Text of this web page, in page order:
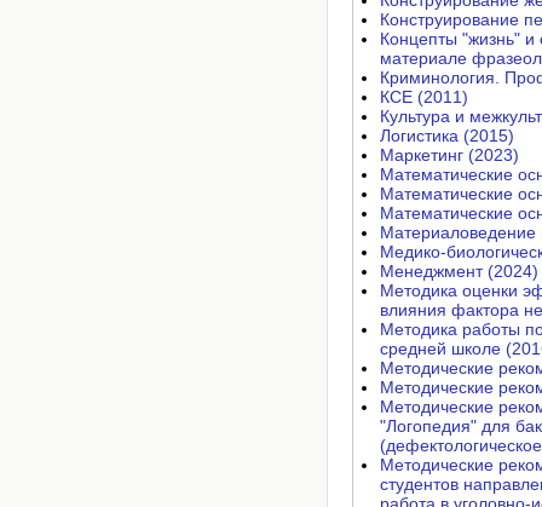
Конструирование
Концепты "жизнь" и
материале
Криминология.
КСЕ (2011)
Культура и
Логистика (2015)
Маркетинг (2023)
Математические
Математические
Математические
Материаловедение
Медико-
Менеджмент (2024)
Методика оценки
влияния фактора
Методика работы
средней школе
Методические
Методические
Методические
"Логопедия" для
Методические
студентов